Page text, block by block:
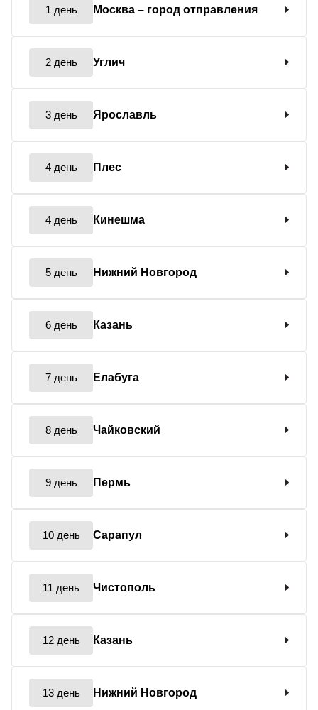
1 день Москва – город отправления
2 день Углич
3 день Ярославль
4 день Плес
4 день Кинешма
5 день Нижний Новгород
6 день Казань
7 день Елабуга
8 день Чайковский
9 день Пермь
10 день Сарапул
11 день Чистополь
12 день Казань
13 день Нижний Новгород